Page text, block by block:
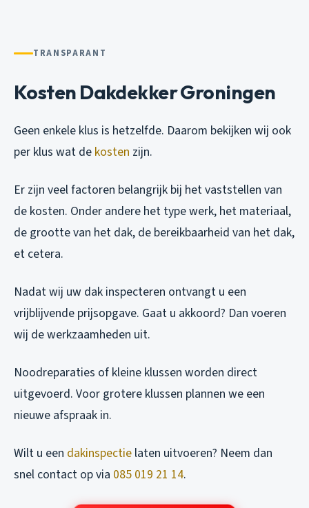
TRANSPARANT
Kosten Dakdekker Groningen
Geen enkele klus is hetzelfde. Daarom bekijken wij ook
per klus wat de kosten zijn.
Er zijn veel factoren belangrijk bij het vaststellen van
de kosten. Onder andere het type werk, het materiaal,
de grootte van het dak, de bereikbaarheid van het dak,
et cetera.
Nadat wij uw dak inspecteren ontvangt u een
vrijblijvende prijsopgave. Gaat u akkoord? Dan voeren
wij de werkzaamheden uit.
Noodreparaties of kleine klussen worden direct
uitgevoerd. Voor grotere klussen plannen we een
nieuwe afspraak in.
Wilt u een dakinspectie laten uitvoeren? Neem dan
snel contact op via 085 019 21 14.